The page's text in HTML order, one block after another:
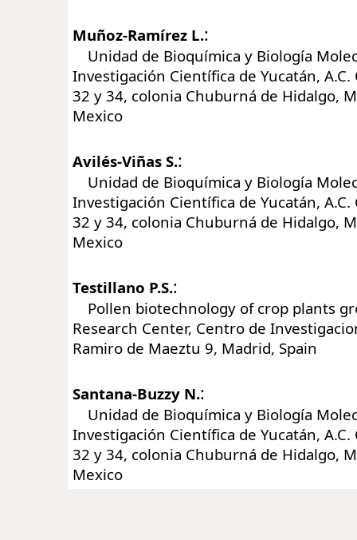
Muñoz-Ramírez L.:
Unidad de Bioquímica y Biología
Investigación Científica de Yucatán, A.C.
32 y 34, colonia Chuburná de Hidalgo,
Mexico
Avilés-Viñas S.:
Unidad de Bioquímica y Biología
Investigación Científica de Yucatán, A.C.
32 y 34, colonia Chuburná de Hidalgo,
Mexico
Testillano P.S.:
Pollen biotechnology of crop plants
Research Center, Centro de
Ramiro de Maeztu 9, Madrid, Spain
Santana-Buzzy N.:
Unidad de Bioquímica y Biología
Investigación Científica de Yucatán, A.C.
32 y 34, colonia Chuburná de Hidalgo,
Mexico